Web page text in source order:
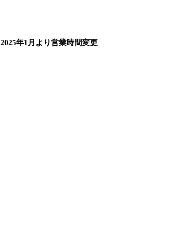
2025年1月より営業時間変更